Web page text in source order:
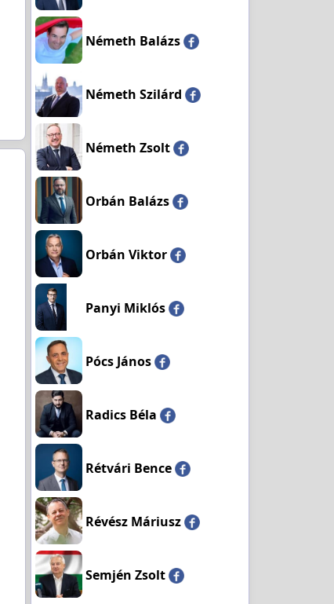
Németh Balázs
Németh Szilárd
Németh Zsolt
Orbán Balázs
Orbán Viktor
Panyi Miklós
Pócs János
Radics Béla
Rétvári Bence
Révész Máriusz
Semjén Zsolt